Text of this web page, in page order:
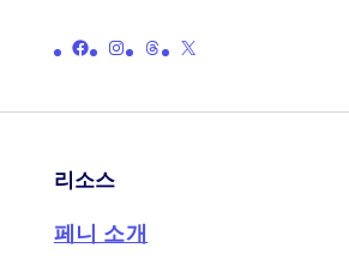
페니의 공식 페이스북 페이지 링크 페니의 공식 인스타그램 페이지 링크 페니의 공식 스레드 페이지로 연결되는 링크 페니의 공식 X(이전 트위터) 페이지로 연결되는 링크
리소스
페니 소개